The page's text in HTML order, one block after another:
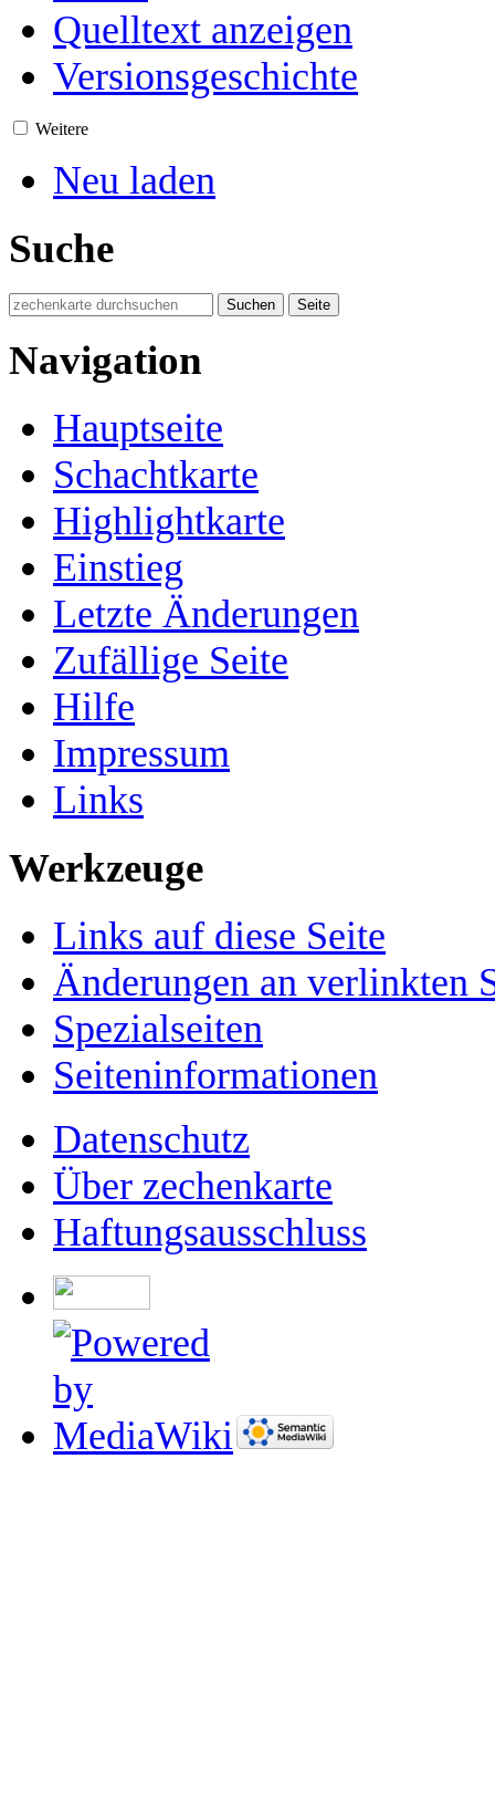
Quelltext anzeigen
Versionsgeschichte
Weitere
Neu laden
Suche
Navigation
Hauptseite
Schachtkarte
Highlightkarte
Einstieg
Letzte Änderungen
Zufällige Seite
Hilfe
Impressum
Links
Werkzeuge
Links auf diese Seite
Änderungen an verlinkten
Spezialseiten
Seiten­­informationen
Datenschutz
Über zechenkarte
Haftungsausschluss